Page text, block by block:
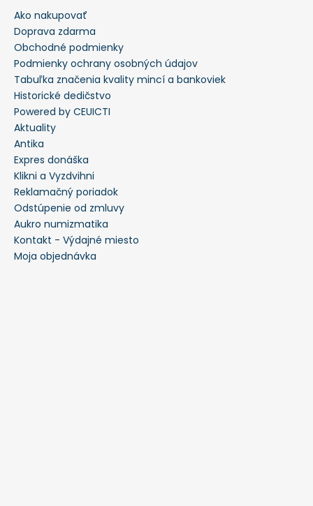
Ako nakupovať
Doprava zdarma
Obchodné podmienky
Podmienky ochrany osobných údajov
Tabuľka značenia kvality mincí a bankoviek
Historické dedičstvo
Powered by CEUICTI
Aktuality
Antika
Expres donáška
Klikni a Vyzdvihni
Reklamačný poriadok
Odstúpenie od zmluvy
Aukro numizmatika
Kontakt - Výdajné miesto
Moja objednávka